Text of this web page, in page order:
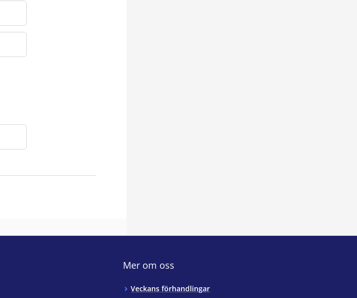
Mer om oss
Veckans förhandlingar